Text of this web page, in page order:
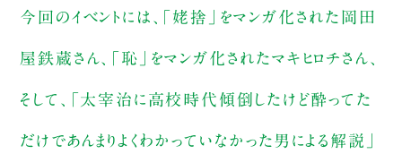
今回のイベントには、「姥捨」をマンガ化された岡田
屋鉄蔵さん、「恥」をマンガ化されたマキヒロチさん、
そして、「太宰治に高校時代傾倒したけど酔ってた
だけであんまりよくわかっていなかった男による解説」